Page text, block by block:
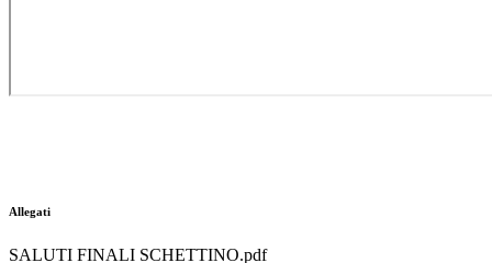
Allegati
SALUTI FINALI SCHETTINO.pdf